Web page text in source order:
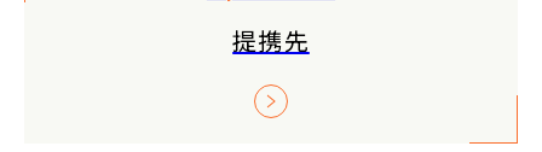
提携先